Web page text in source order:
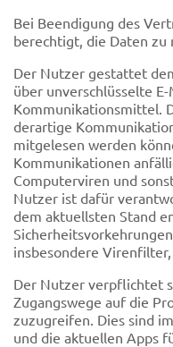
Bei Beendigung des
berechtigt, die Daten zu
Der Nutzer gestattet
über unverschlüsselte
Kommunikationsmittel.
derartige
mitgelesen werden
Kommunikationen
Computerviren und
Nutzer ist dafür
dem aktuellsten Stand
insbesondere
Der Nutzer verpflichtet
Zugangswege auf die
zuzugreifen. Dies sind
und die aktuellen Apps